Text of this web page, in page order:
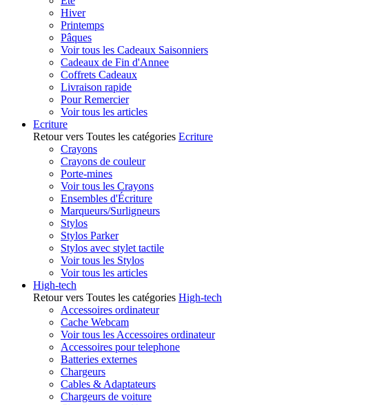
Hiver
Printemps
Pâques
Voir tous les Cadeaux Saisonniers
Cadeaux de Fin d'Annee
Coffrets Cadeaux
Livraison rapide
Pour Remercier
Voir tous les articles
Ecriture
Retour vers Toutes les catégories Ecriture
Crayons
Crayons de couleur
Porte-mines
Voir tous les Crayons
Ensembles d'Écriture
Marqueurs/Surligneurs
Stylos
Stylos Parker
Stylos avec stylet tactile
Voir tous les Stylos
Voir tous les articles
High-tech
Retour vers Toutes les catégories High-tech
Accessoires ordinateur
Cache Webcam
Voir tous les Accessoires ordinateur
Accessoires pour telephone
Batteries externes
Chargeurs
Cables & Adaptateurs
Chargeurs de voiture